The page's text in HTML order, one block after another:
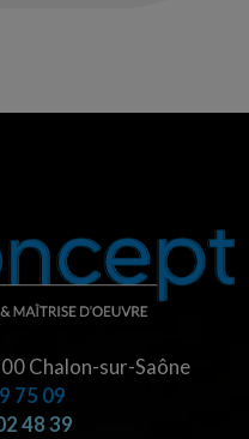
Chalon-sur-Saône
75 09
48 39